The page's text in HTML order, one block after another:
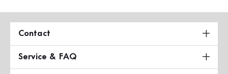
Contact
Service & FAQ